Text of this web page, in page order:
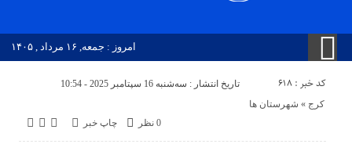
امروز : جمعه, ۱۶ مرداد , ۱۴۰۵
کد خبر : 618 تاریخ انتشار : سه‌شنبه 16 سپتامبر 2025 - 10:54
چاپ خبر 0 نظر
شهرستان ها « کرج